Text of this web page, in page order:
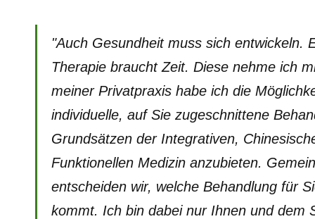
"Auch Gesundheit muss sich entwickeln.
Therapie braucht Zeit. Diese nehme ich
meiner Privatpraxis habe ich die
individuelle, auf Sie zugeschnittene
Grundsätzen der Integrativen,
Funktionellen Medizin anzubieten.
entscheiden wir, welche Behandlung für
kommt. Ich bin dabei nur Ihnen und dem